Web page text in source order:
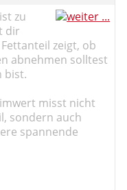
zu
dir
zeigt, ob
abnehmen solltest
bist.
misst nicht
sondern auch
spannende